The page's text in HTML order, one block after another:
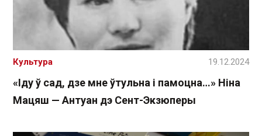
«Іду ў сад, дзе мне ўтульна і памоцна…» Ніна
Мацяш — Антуан дэ Сент-Экзюперы
Культура 19.12.2024